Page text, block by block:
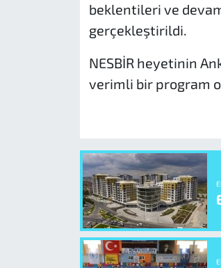
beklentileri ve
gerçekleştirildi.
NESBİR heyetinin
verimli bir program